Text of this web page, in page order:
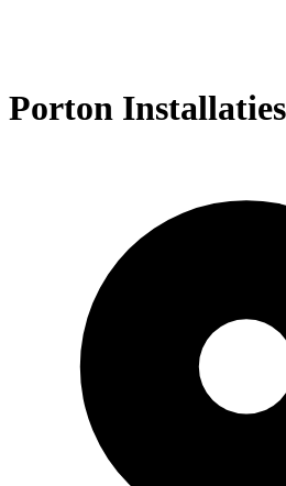
Porton Installaties